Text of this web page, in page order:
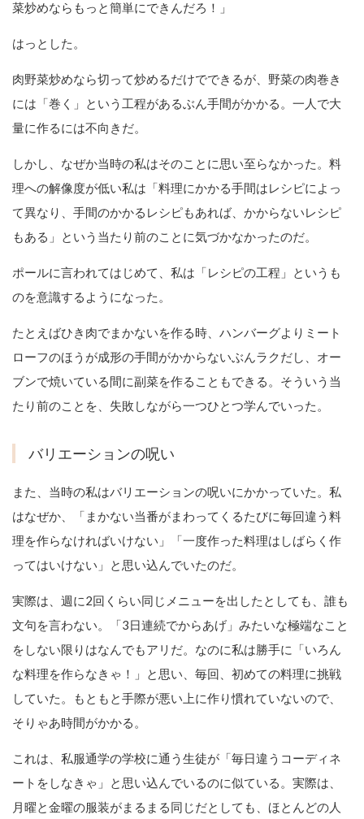
菜炒めならもっと簡単にできんだろ！」
はっとした。
肉野菜炒めなら切って炒めるだけでできるが、野菜の肉巻き
には「巻く」という工程があるぶん手間がかかる。一人で大
量に作るには不向きだ。
しかし、なぜか当時の私はそのことに思い至らなかった。料
理への解像度が低い私は「料理にかかる手間はレシピによっ
て異なり、手間のかかるレシピもあれば、かからないレシピ
もある」という当たり前のことに気づかなかったのだ。
ポールに言われてはじめて、私は「レシピの工程」というも
のを意識するようになった。
たとえばひき肉でまかないを作る時、ハンバーグよりミート
ローフのほうが成形の手間がかからないぶんラクだし、オー
ブンで焼いている間に副菜を作ることもできる。そういう当
たり前のことを、失敗しながら一つひとつ学んでいった。
バリエーションの呪い
また、当時の私はバリエーションの呪いにかかっていた。私
はなぜか、「まかない当番がまわってくるたびに毎回違う料
理を作らなければいけない」「一度作った料理はしばらく作
ってはいけない」と思い込んでいたのだ。
実際は、週に2回くらい同じメニューを出したとしても、誰も
文句を言わない。「3日連続でからあげ」みたいな極端なこと
をしない限りはなんでもアリだ。なのに私は勝手に「いろん
な料理を作らなきゃ！」と思い、毎回、初めての料理に挑戦
していた。もともと手際が悪い上に作り慣れていないので、
そりゃあ時間がかかる。
これは、私服通学の学校に通う生徒が「毎日違うコーディネ
ートをしなきゃ」と思い込んでいるのに似ている。実際は、
月曜と金曜の服装がまるまる同じだとしても、ほとんどの人